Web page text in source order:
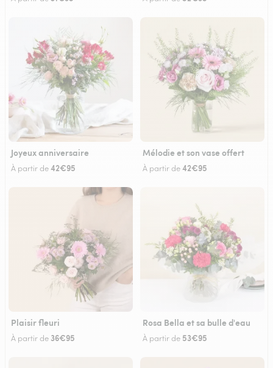
Joyeux anniversaire
À partir de42€95
Mélodie et son vase offert
À partir de42€95
Plaisir fleuri
À partir de 36€95
Rosa Bella et sa bulle d'eau
À partir de 53€95